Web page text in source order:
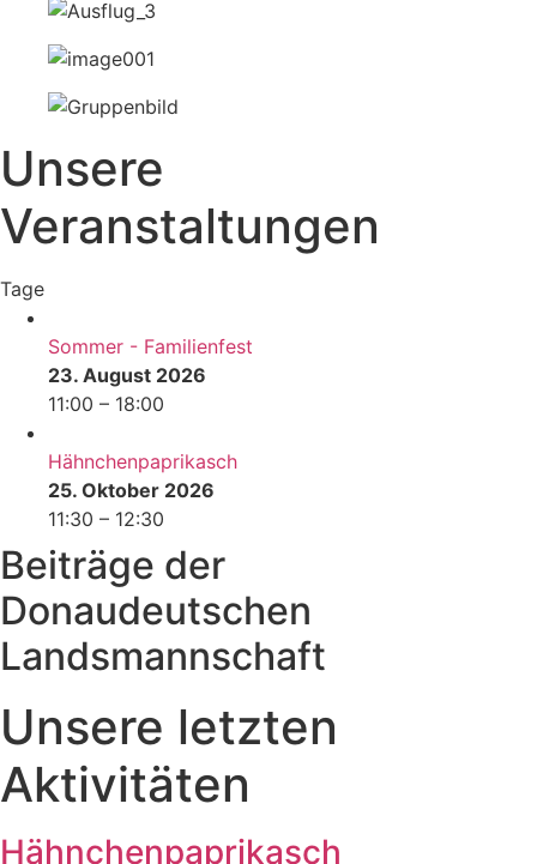
Unsere
Veranstaltungen
Tage
Sommer - Familienfest
23. August 2026
11:00 – 18:00
Hähnchenpaprikasch
25. Oktober 2026
11:30 – 12:30
Beiträge der
Donaudeutschen
Landsmannschaft
Unsere letzten
Aktivitäten
Hähnchenpaprikasch